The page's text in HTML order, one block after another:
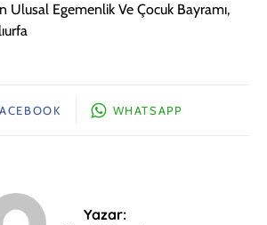
Ulusal Egemenlik Ve Çocuk Bayramı,
WHATSAPP
Yazar: